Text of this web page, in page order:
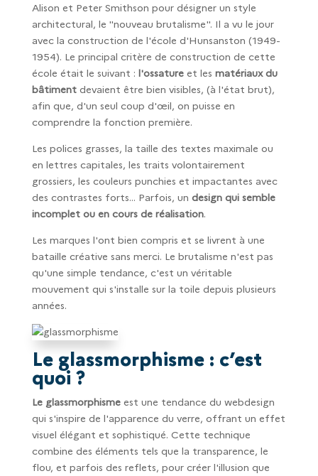
Alison et Peter Smithson pour désigner un style
architectural, le "nouveau brutalisme". Il a vu le jour
avec la construction de l'école d'Hunsanston (1949-
1954). Le principal critère de construction de cette
école était le suivant : l'ossatureet les matériaux du
bâtimentdevaient être bien visibles, (à l'état brut),
afin que, d'un seul coup d'œil, on puisse en
comprendre la fonction première.
Les polices grasses, la taille des textes maximale ou
en lettres capitales, les traits volontairement
grossiers, les couleurs punchies et impactantes avec
des contrastes forts… Parfois, un design qui semble
incomplet ou en cours de réalisation.
Les marques l'ont bien compris et se livrent à une
bataille créative sans merci. Le brutalisme n'est pas
qu'une simple tendance, c'est un véritable
mouvement qui s'installe sur la toile depuis plusieurs
années.
Le glassmorphisme : c’est
quoi ?
Le glassmorphismeest une tendance du webdesign
qui s'inspire de l'apparence du verre, offrant un effet
visuel élégant et sophistiqué. Cette technique
combine des éléments tels que la transparence, le
flou, et parfois des reflets, pour créer l'illusion que